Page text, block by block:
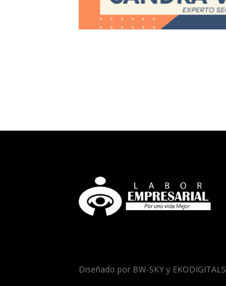
Diseñado por BW-SKY y EKODIGITALS